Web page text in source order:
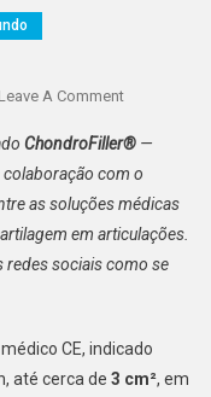
Leave A CommentOn
O
Gel
Que
Regenera
Cartilagem.
ChondroFiller®—
com o
as soluções médicas
em articulações.
redes sociais como se
CE, indicado
até cerca de 3 cm², em